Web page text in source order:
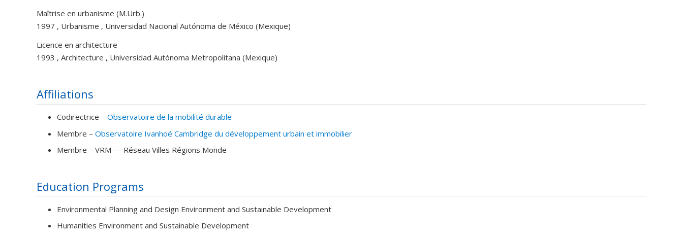
Maîtrise en urbanisme (M.Urb.)
1997 , Urbanisme , Universidad Nacional Autónoma de México (Mexique)
Licence en architecture
1993 , Architecture , Universidad Autónoma Metropolitana (Mexique)
Affiliations
Codirectrice – Observatoire de la mobilité durable
Membre – Observatoire Ivanhoé Cambridge du développement urbain et immobilier
Membre – VRM — Réseau Villes Régions Monde
Education Programs
Environmental Planning and Design Environment and Sustainable Development
Humanities Environment and Sustainable Development